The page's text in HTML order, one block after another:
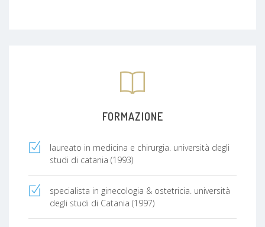
FORMAZIONE
laureato in medicina e chirurgia. università degli
studi di catania (1993)
specialista in ginecologia & ostetricia. università
degli studi di Catania (1997)